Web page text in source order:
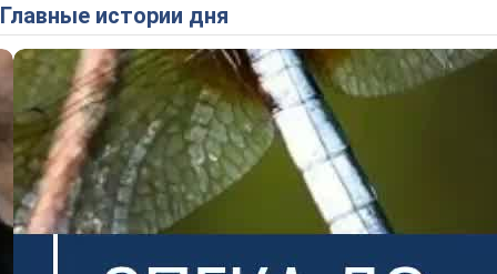
Главные истории дня